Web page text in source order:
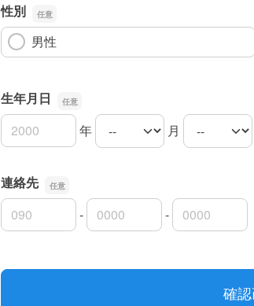
性別
男性
生年月日
生年月日の年 年
生年月日の月 月
生年月日の日
連絡先
連絡先の市外局番
-
連絡先の市内局番 -
連絡先の加入者番号